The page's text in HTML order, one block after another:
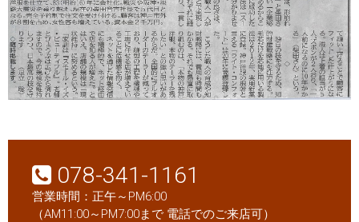
078-341-1161
営業時間：正午～PM6:00
（AM11:00～PM7:00まで 電話でのご来店可）